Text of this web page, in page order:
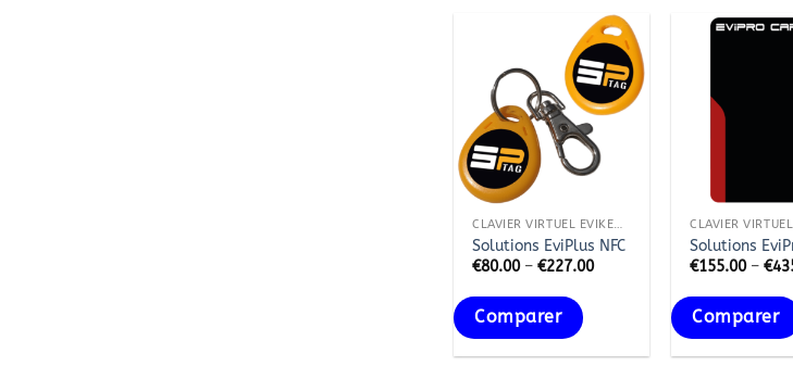
Ajouter
wishlist
+
CLAVIER VIRTUEL EVIKEYBOARD
Solutions EviPlus NFC
€80.00–€227.00
Comparer
Solutions
€155.00–€
Comparer